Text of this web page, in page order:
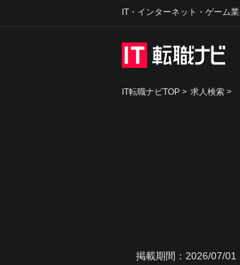
IT・インターネット・ゲーム
IT転職ナビTOP > 求人検索 >
掲載期間： 2026/07/01